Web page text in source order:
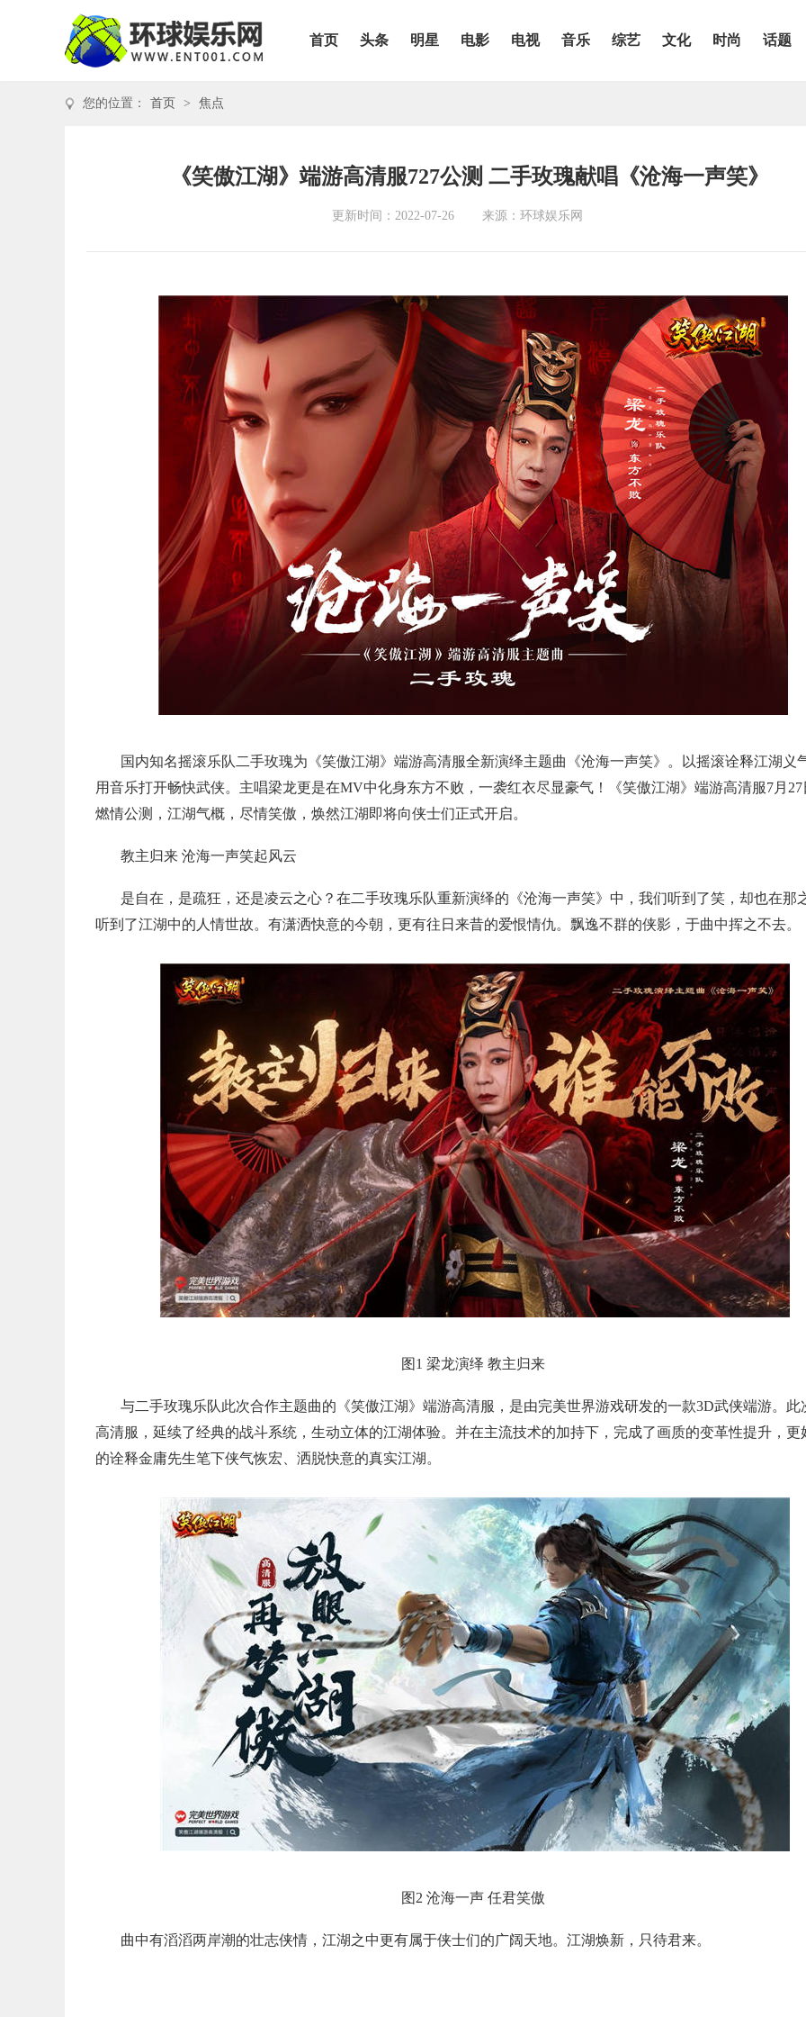
首页 头条 明星 电影 电视 音乐 综艺 文化 时尚 话题
您的位置： 首页 > 焦点
《笑傲江湖》端游高清服727公测 二手玫瑰献唱《沧海一声笑》
更新时间：2022-07-26 来源：环球娱乐网
国内知名摇滚乐队二手玫瑰为《笑傲江湖》端游高清服全新演绎主题曲《沧海一声笑》。以摇滚诠释江湖义
用音乐打开畅快武侠。主唱梁龙更是在MV中化身东方不败，一袭红衣尽显豪气！《笑傲江湖》端游高清服7月27
燃情公测，江湖气概，尽情笑傲，焕然江湖即将向侠士们正式开启。
教主归来 沧海一声笑起风云
是自在，是疏狂，还是凌云之心？在二手玫瑰乐队重新演绎的《沧海一声笑》中，我们听到了笑，却也在那
听到了江湖中的人情世故。有潇洒快意的今朝，更有往日来昔的爱恨情仇。飘逸不群的侠影，于曲中挥之不去。
图1 梁龙演绎 教主归来
与二手玫瑰乐队此次合作主题曲的《笑傲江湖》端游高清服，是由完美世界游戏研发的一款3D武侠端游。此
高清服，延续了经典的战斗系统，生动立体的江湖体验。并在主流技术的加持下，完成了画质的变革性提升，更
的诠释金庸先生笔下侠气恢宏、洒脱快意的真实江湖。
图2 沧海一声 任君笑傲
曲中有滔滔两岸潮的壮志侠情，江湖之中更有属于侠士们的广阔天地。江湖焕新，只待君来。